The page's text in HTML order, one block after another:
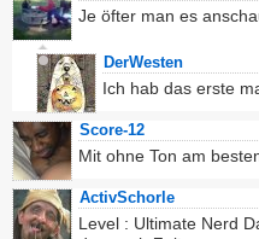
Je öfter man es
DerWesten
Ich hab das erste
Score-12
Mit ohne Ton am
ActivSchorle
Level : Ultimate Nerd